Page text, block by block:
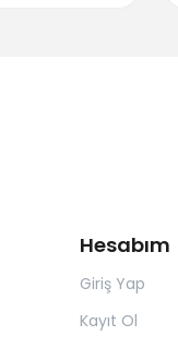
Hesabım
Giriş Yap
Kayıt Ol